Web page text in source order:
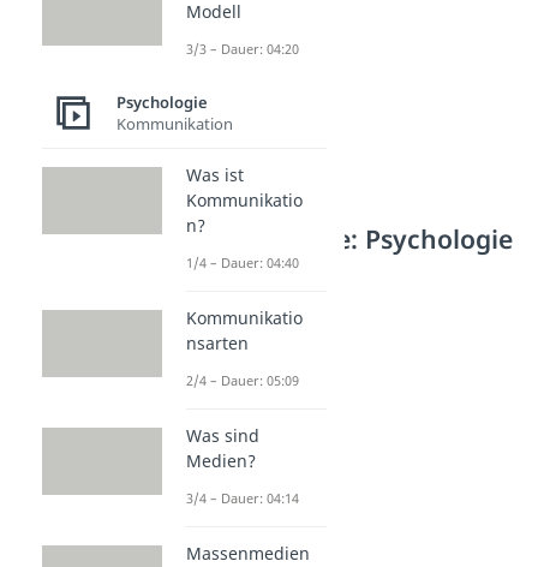
Weitere Inhalte: Psychologie
Psychologie
Dauer: 04:33
Schwarmintelligenz
Dauer: 03:52
Dauer: 04:17
Reframing
Entschuldigung
Modell
3/3 – Dauer: 04:20
Psychologie
Kommunikation
Was ist
Kommunikatio
n?
1/4 – Dauer: 04:40
Kommunikatio
nsarten
2/4 – Dauer: 05:09
Was sind
Medien?
3/4 – Dauer: 04:14
Massenmedien